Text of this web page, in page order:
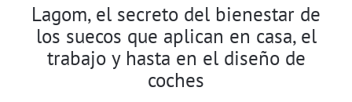
Lagom, el secreto del bienestar de
los suecos que aplican en casa, el
trabajo y hasta en el diseño de
coches